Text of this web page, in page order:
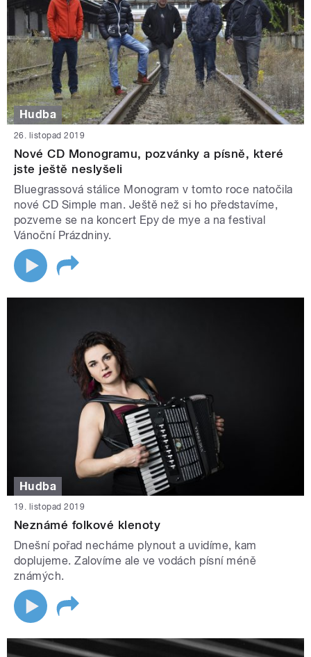
Hudba
26. listopad 2019
Nové CD Monogramu, pozvánky a písně, které
jste ještě neslyšeli
Bluegrassová stálice Monogram v tomto roce natočila
nové CD Simple man. Ještě než si ho představíme,
pozveme se na koncert Epy de mye a na festival
Vánoční Prázdniny.
Hudba
19. listopad 2019
Neznámé folkové klenoty
Dnešní pořad necháme plynout a uvidíme, kam
doplujeme. Zalovíme ale ve vodách písní méně
známých.